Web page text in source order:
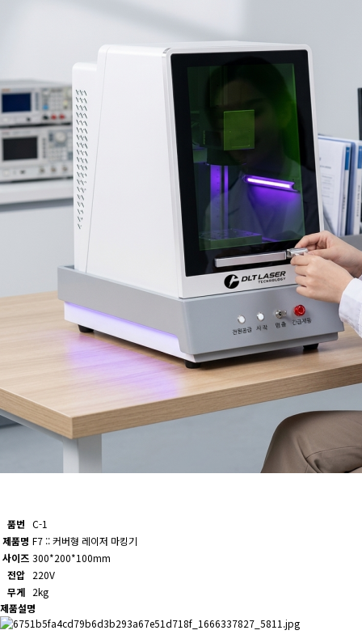
품번 C-1
제품명 F7 :: 커버형 레이저 마킹기
사이즈 300*200*100mm
전압
220V
무게
2kg
제품설명